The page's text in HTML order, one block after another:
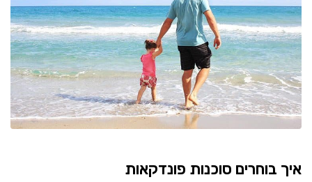
איך בוחרים סוכנות פונדקאות